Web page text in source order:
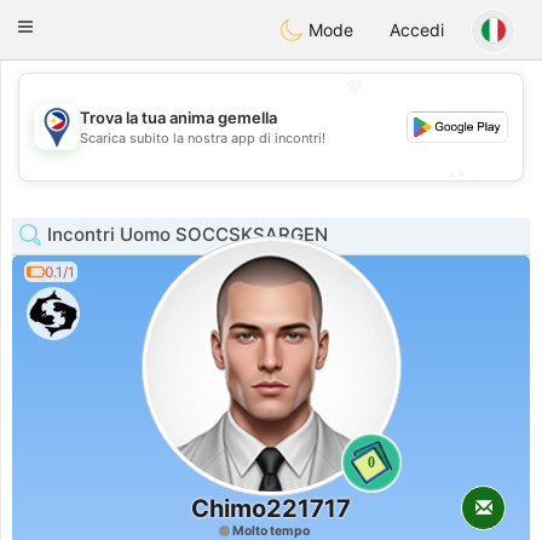
PhilippinesChat
Toggle
Mode Accedi
💖
💕
Trova la tua anima gemella
Scarica subito la nostra app di incontri!
Incontri Uomo SOCCSKSARGEN
0.1/1
0
Chimo221717
Molto tempo